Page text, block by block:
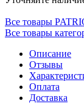
Все товары
Все товары
Описание
Отзывы
Оплата
Доставка